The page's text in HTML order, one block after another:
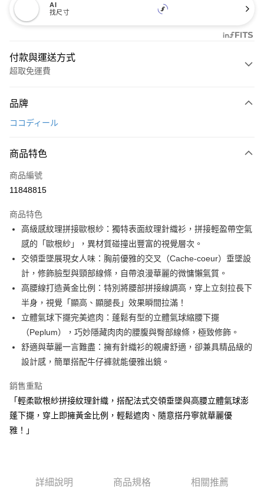
AI
找尺寸
付款與運送方式
超取免運費
信用卡一次付款
LINE Pay
Apple Pay
悠遊付
大哥付你分期
相關說明
【大哥付你分期使用說明】
1.本服務由台灣大哥大提供，台灣大哥大用戶可立即使用無須另外申請。
2.付款方式選擇「大哥付你分期」，訂單成立後會自動跳轉到大哥付的交易
流程，驗證手機門號後，選擇欲分期的期數、繳款截止日，確認付款後即完
成交易。
3.實際核准額度、可分期數及費用金額請依後續交易確認頁面所載為準。
4.訂單成立30分鐘內，如未前往確認交易或遇審核未通過，訂單將自動取
消。如遇「轉專審核」未通過狀況，表示未達大哥付你分期系統評分，恕無
【繳款方式說明】
醒簡訊。
2.透過簡訊連結打開帳單後，可選擇「超商條碼／台灣大直營門市／銀行轉
帳／街口支付／iPASS MONEY」等通路繳費。
【注意事項】
資料（包含姓名、電話或地址）提供予台灣大哥大進項蒐集、處理及利用，
AFTEE先享後付
相關說明
【關於「AFTEE先享後付」】
AFTEE先享後付是「在收到商品之後才付款」的支付方式。 讓您購物簡單
便利好安心！
１．簡單：不需註冊會員、不需綁卡、不需儲值。
２．便利：只要手機號碼，簡訊認證，即可結帳。
３．安心：先確認商品／服務後，再付款。
【「AFTEE先享後付」結帳流程】
１．於結帳方式選擇「AFTEE先享後付」後，將跳轉至「AFTEE先享後付」
結帳頁面，進行簡訊認證並確認金額後，即可完成結帳。
２．訂單成立數日內，您將收到繳費通知簡訊。
ATM／網路銀行／等多元方式進行付款，方視為交易完成。
※ 交易是否成功請以「AFTEE先享後付 」之結帳頁面顯示為準，若有關於
是否繳費成功／繳費後需取消欲退款等相關疑問，請聯繫「AFTEE先享後付
ATM付款
運送方式
全家取貨付款
付款後全家取貨
免運費
付款後萊爾富取貨
品牌
ココディール
商品特色
商品編號
11848815
商品特色
高級感紋理拼接歐根紗：獨特表面紋理針織衫，拼接輕盈帶空氣
感的「歐根紗」，異材質碰撞出豐富的視覺層次。
交領垂墜展現女人味：胸前優雅的交叉（Cache-coeur）垂墜設
計，修飾臉型與頸部線條，自帶浪漫華麗的微慵懶氣質。
高腰線打造黃金比例：特別將腰部拼接線調高，穿上立刻拉長下
半身，視覺「顯高、顯腿長」效果瞬間拉滿！
立體氣球下擺完美遮肉：蓬鬆有型的立體氣球縮腰下擺
（Peplum），巧妙隱藏肉肉的腰腹與臀部線條，極致修飾。
舒適與華麗一言難盡：擁有針織衫的親膚舒適，卻兼具精品級的
設計感，簡單搭配牛仔褲就能優雅出鏡。
銷售重點
「輕柔歐根紗拼接紋理針織，搭配法式交領垂墜與高腰立體氣球澎
蓬下擺，穿上即擁黃金比例，輕鬆遮肉、隨意搭丹寧就華麗優
雅！」
詳細說明 商品規格 相關推薦